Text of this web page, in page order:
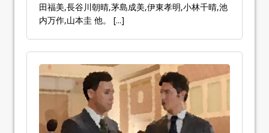
田福美,長谷川朝晴,茅島成美,伊東孝明,小林千晴,池
内万作,山本圭 他。 [...]